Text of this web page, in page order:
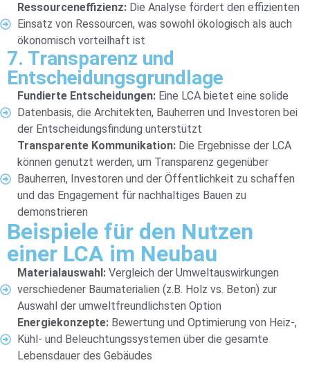
Ressourceneffizienz: Die Analyse fördert den effizienten
Einsatz von Ressourcen, was sowohl ökologisch als auch
ökonomisch vorteilhaft ist
7. Transparenz und
Entscheidungsgrundlage
Fundierte Entscheidungen: Eine LCA bietet eine solide
Datenbasis, die Architekten, Bauherren und Investoren bei
der Entscheidungsfindung unterstützt
Transparente Kommunikation: Die Ergebnisse der LCA
können genutzt werden, um Transparenz gegenüber
Bauherren, Investoren und der Öffentlichkeit zu schaffen
und das Engagement für nachhaltiges Bauen zu
demonstrieren
Beispiele für den Nutzen
einer LCA im Neubau
Materialauswahl: Vergleich der Umweltauswirkungen
verschiedener Baumaterialien (z.B. Holz vs. Beton) zur
Auswahl der umweltfreundlichsten Option
Energiekonzepte: Bewertung und Optimierung von Heiz-,
Kühl- und Beleuchtungssystemen über die gesamte
Lebensdauer des Gebäudes